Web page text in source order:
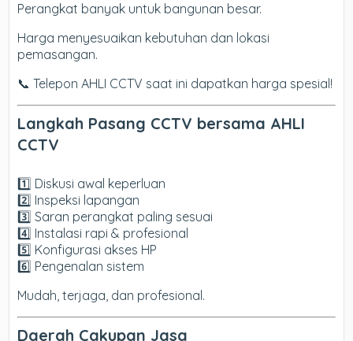
Perangkat banyak untuk bangunan besar.
Harga menyesuaikan kebutuhan dan lokasi
pemasangan.
📞 Telepon AHLI CCTV saat ini dapatkan harga spesial!
Langkah Pasang CCTV bersama AHLI
CCTV
1️⃣ Diskusi awal keperluan
2️⃣ Inspeksi lapangan
3️⃣ Saran perangkat paling sesuai
4️⃣ Instalasi rapi & profesional
5️⃣ Konfigurasi akses HP
6️⃣ Pengenalan sistem
Mudah, terjaga, dan profesional.
Daerah Cakupan Jasa